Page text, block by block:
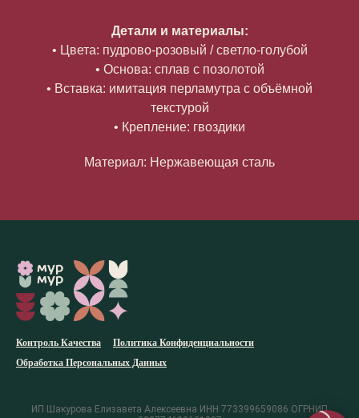
Детали и материалы:
• Цвета: пудрово-розовый / светло-голубой
• Основа: сплав с позолотой
• Вставка: имитация перламутра с объёмной
текстурой
• Крепление: гвоздики
Материал: Нержавеющая сталь
Контроль Качества
Политика Конфиденциальности
Обработка Персональных Данных
ИП Шакурова Елизавета Алексеевна ИНН 773399659086 ОГРНИП